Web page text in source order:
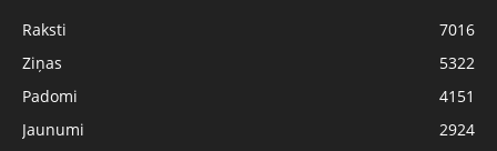
Raksti
7016
Ziņas
5322
Padomi
4151
Jaunumi
2924